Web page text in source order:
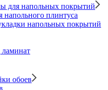
для напольных покрытий
напольного плинтуса
напольных покрытий
обоев